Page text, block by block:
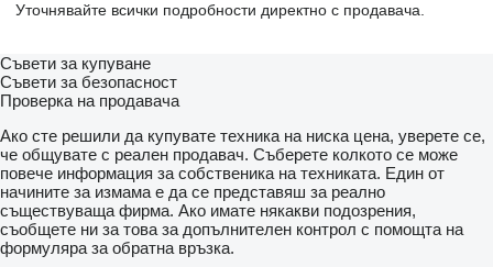
Уточнявайте всички подробности директно с продавача.
Съвети за купуване
Съвети за безопасност
Проверка на продавача
Ако сте решили да купувате техника на ниска цена, уверете се,
че общувате с реален продавач. Съберете колкото се може
повече информация за собственика на техниката. Един от
начините за измама е да се представяш за реално
съществуваща фирма. Ако имате някакви подозрения,
съобщете ни за това за допълнителен контрол с помощта на
формуляра за обратна връзка.